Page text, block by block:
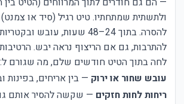
ולתשתית שמתחתיו. טיט רגיל (סיד או
להסרה. בתוך 24–48 שעות, עובש
להתרבות, גם אם הריצוף נראה יבש.
לחה בתוך הטיט חודשים שלם, מה שגורם ל:
עובש שחור או ירוק — בין אריחים, בפינות
ריחות לחות חזקים — שקשה להסיר אותם